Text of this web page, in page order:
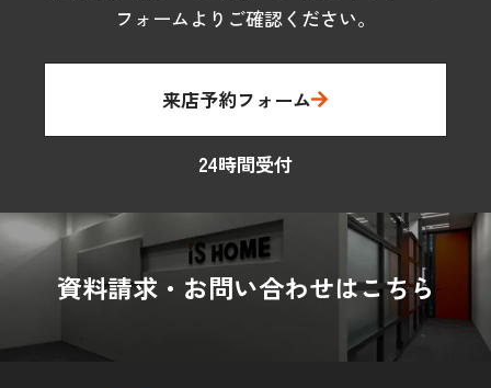
フォームよりご確認ください。
来店予約フォーム
24時間受付
資料請求・お問い合わせはこちら